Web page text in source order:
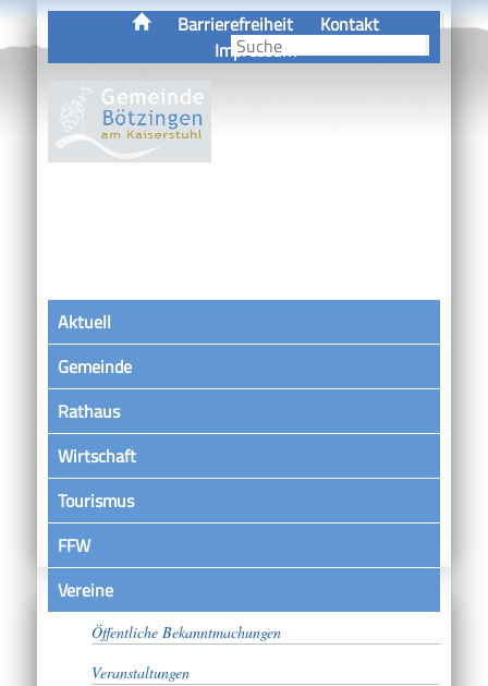
Barrierefreiheit
Kontakt
Impressum
Aktuell
Gemeinde
Rathaus
Wirtschaft
Tourismus
FFW
VereineSatzungen
Öffentliche Bekanntmachungen
Veranstaltungen